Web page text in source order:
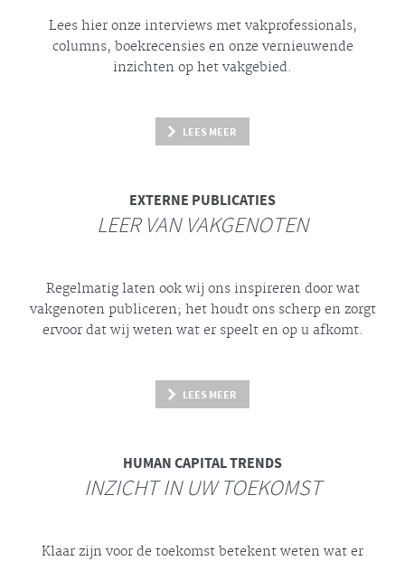
Lees hier onze interviews met vakprofessionals,
columns, boekrecensies en onze vernieuwende
inzichten op het vakgebied.
LEES MEER
EXTERNE PUBLICATIES
LEER VAN VAKGENOTEN
Regelmatig laten ook wij ons inspireren door wat
vakgenoten publiceren; het houdt ons scherp en zorgt
ervoor dat wij weten wat er speelt en op u afkomt.
LEES MEER
HUMAN CAPITAL TRENDS
INZICHT IN UW TOEKOMST
Klaar zijn voor de toekomst betekent weten wat er